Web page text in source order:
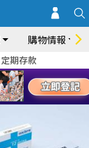
購物情報
定期存款